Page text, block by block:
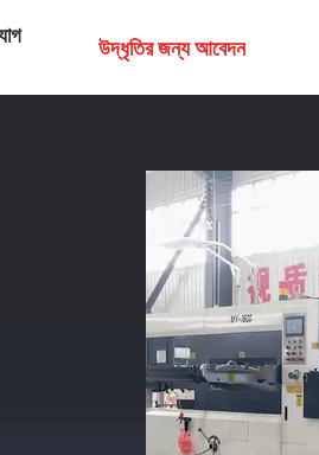
উদ্ধৃতির জন্য আবেদন